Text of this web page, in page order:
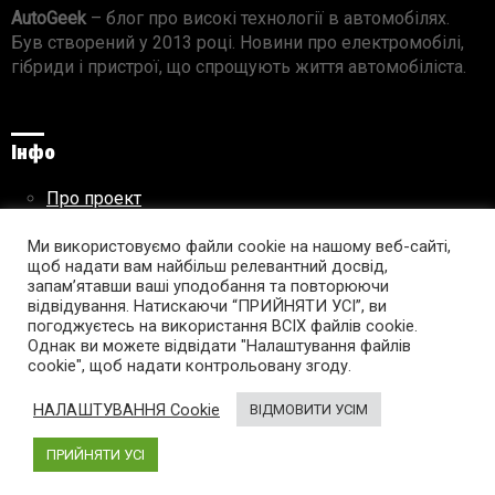
AutoGeek– блог про високі технології в автомобілях.
Був створений у 2013 році. Новини про електромобілі,
гібриди і пристрої, що спрощують життя автомобіліста.
Інфо
Про проект
Правила використання матеріалів
Підпишись на AutoGeek!
facebooktwitter instagramyoutube tumblr linkedin
Ми використовуємо файли cookie на нашому веб-сайті,
щоб надати вам найбільш релевантний досвід,
запам’ятавши ваші уподобання та повторюючи
відвідування. Натискаючи “ПРИЙНЯТИ УСІ”, ви
погоджуєтесь на використання ВСІХ файлів cookie.
Однак ви можете відвідати "Налаштування файлів
cookie", щоб надати контрольовану згоду.
НАЛАШТУВАННЯ Cookie ВІДМОВИТИ УСІМ
ПРИЙНЯТИ УСІ